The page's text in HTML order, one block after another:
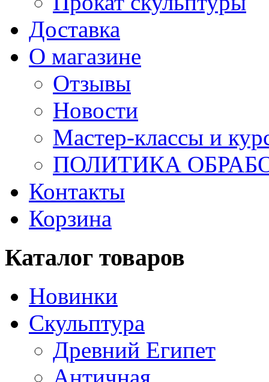
Доставка
О магазине
Отзывы
Новости
Мастер-классы и
ПОЛИТИКА
Контакты
Корзина
Каталог товаров
Новинки
Скульптура
Древний Египет